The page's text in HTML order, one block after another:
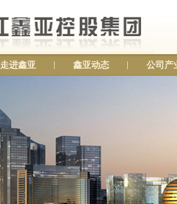
走进鑫亚 鑫亚动态 公司产